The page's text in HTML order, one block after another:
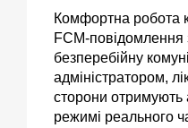
Комфортна робота
FCM-повідомлення
безперебійну
адміністратором,
сторони отримують
режимі реального